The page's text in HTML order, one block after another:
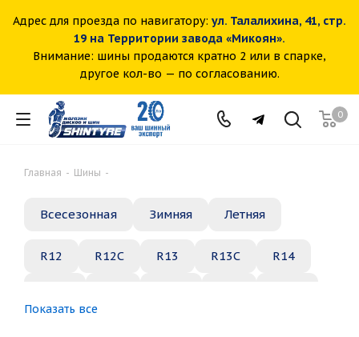
Адрес для проезда по навигатору: ул. Талалихина, 41, стр.
19 на Территории завода «Микоян».
Внимание: шины продаются кратно 2 или в спарке,
другое кол-во — по согласованию.
0
Главная - Шины -
Всесезонная Зимняя Летняя
R12 R12C R13 R13C R14
Показать все